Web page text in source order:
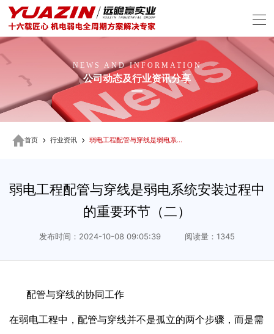
NEWS AND INFORMATION
公司动态及行业资讯分享
首页 行业资讯 弱电工程配管与穿线是弱电系统安装过程中的重要环节（二）
弱电工程配管与穿线是弱电系统安装过程中
的重要环节（二）
发布时间：2024-10-08 09:05:39 阅读量：1345
配管与穿线的协同工作
在弱电工程中，配管与穿线并不是孤立的两个步骤，而是需